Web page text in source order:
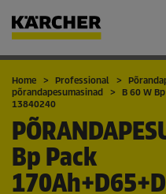
Ostukorv
Home Professional
põrandapesumasinad
B 60 W
13840240
Bp Pack